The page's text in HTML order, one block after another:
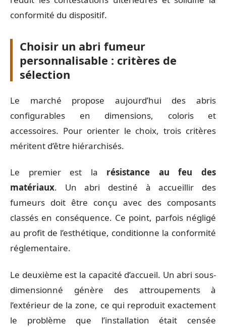
conformité du dispositif.
Choisir un abri fumeur
personnalisable : critères de
sélection
Le marché propose aujourd’hui des abris
configurables en dimensions, coloris et
accessoires. Pour orienter le choix, trois critères
méritent d’être hiérarchisés.
Le premier est la résistance au feu des
matériaux. Un abri destiné à accueillir des
fumeurs doit être conçu avec des composants
classés en conséquence. Ce point, parfois négligé
au profit de l’esthétique, conditionne la conformité
réglementaire.
Le deuxième est la capacité d’accueil. Un abri sous-
dimensionné génère des attroupements à
l’extérieur de la zone, ce qui reproduit exactement
le problème que l’installation était censée